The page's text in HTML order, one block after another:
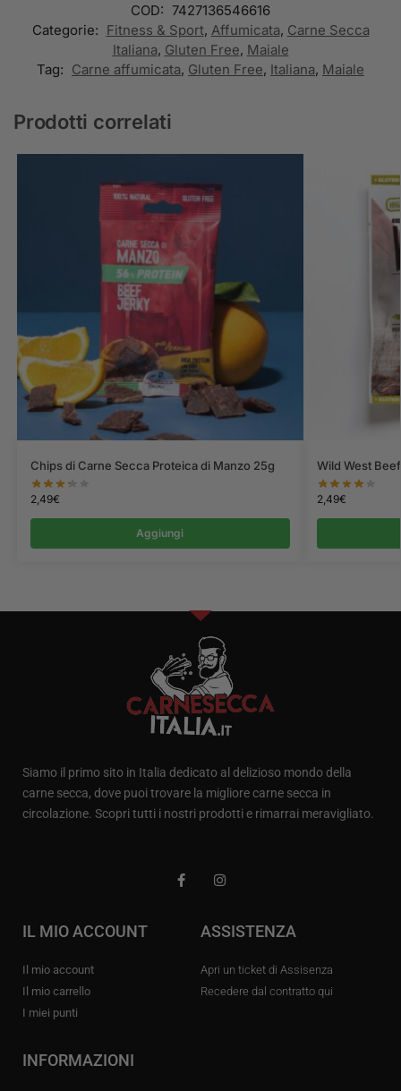
COD: 7427136546616
Categorie: Fitness & Sport, Affumicata, Carne Secca
Italiana, Gluten Free, Maiale
Tag: Carne affumicata, Gluten Free, Italiana, Maiale
Prodotti correlati
Chips di Carne Secca Proteica di Manzo 25g
2,49€
Aggiungi
Wild West
2,49€
Siamo il primo sito in Italia dedicato al delizioso mondo della
carne secca, dove puoi trovare la migliore carne secca in
circolazione. Scopri tutti i nostri prodotti e rimarrai meravigliato.
IL MIO ACCOUNT
Il mio account
Il mio carrello
I miei punti
ASSISTENZA
Apri un ticket di Assisenza
Recedere dal contratto qui
INFORMAZIONI